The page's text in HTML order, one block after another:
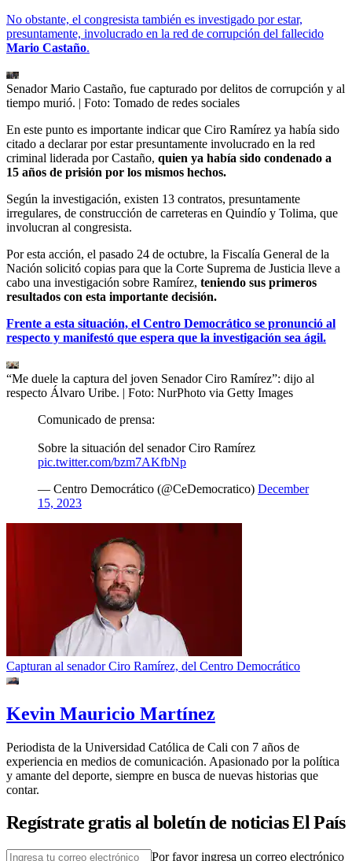
No obstante, el congresista también es investigado por estar,
presuntamente, involucrado en la red de corrupción del fallecido
Mario Castaño.
Senador Mario Castaño, fue capturado por delitos de corrupción y al
tiempo murió. | Foto: Tomado de redes sociales
En este punto es importante indicar que Ciro Ramírez ya había sido
citado a declarar por estar presuntamente involucrado en la red
criminal liderada por Castaño, quien ya había sido condenado a
15 años de prisión por los mismos hechos.
Según la investigación, existen 13 contratos, presuntamente
irregulares, de construcción de carreteras en Quindío y Tolima, que
involucran al congresista.
Por esta acción, el pasado 24 de octubre, la Fiscalía General de la
Nación solicitó copias para que la Corte Suprema de Justicia lleve a
cabo una investigación sobre Ramírez, teniendo sus primeros
resultados con esta importante decisión.
Frente a esta situación, el Centro Democrático se pronunció al
respecto y manifestó que espera que la investigación sea ágil.
“Me duele la captura del joven Senador Ciro Ramírez”: dijo al
respecto Álvaro Uribe. | Foto: NurPhoto via Getty Images
Comunicado de prensa:
Sobre la situación del senador Ciro Ramírez
pic.twitter.com/bzm7AKfbNp
— Centro Democrático (@CeDemocratico) December
15, 2023
Capturan al senador Ciro Ramírez, del Centro Democrático
Kevin Mauricio Martínez
Periodista de la Universidad Católica de Cali con 7 años de
experiencia en medios de comunicación. Apasionado por la política
y amante del deporte, siempre en busca de nuevas historias que
contar.
Regístrate gratis al boletín de noticias El País
Por favor ingresa un correo electrónico